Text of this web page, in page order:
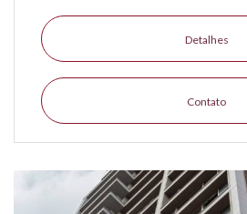
Detalhes
Contato